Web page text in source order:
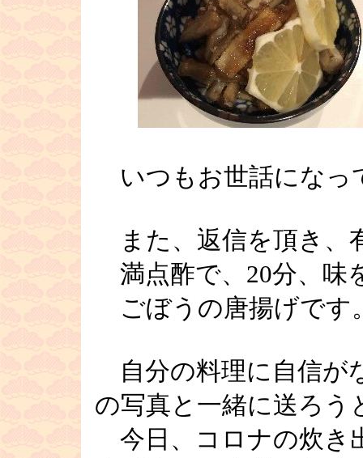
いつもお世話になっ
また、返信を頂き、
満点酢で、20分、味
ごぼうの唐揚げです
自分の料理に自信が
の写真と一緒に送ろう
今日、コロナの炊き